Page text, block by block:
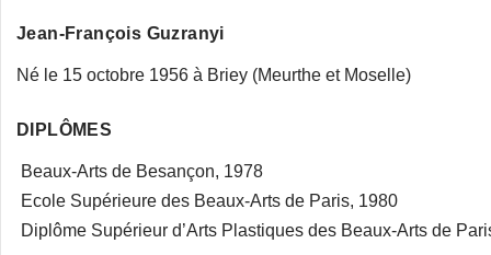
Jean-François Guzranyi
Né le 15 octobre 1956 à Briey (Meurthe et Moselle)
DIPLÔMES
Beaux-Arts de Besançon, 1978
Ecole Supérieure des Beaux-Arts de Paris, 1980
Diplôme Supérieur d’Arts Plastiques des Beaux-Arts de